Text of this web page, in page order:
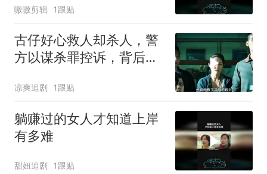
嗷嗷剪辑 1跟贴
古仔好心救人却杀人，警
方以谋杀罪控诉，背后真
凉爽追剧 1跟贴
躺赚过的女人才知道上岸
有多难
甜妞追剧 1跟贴